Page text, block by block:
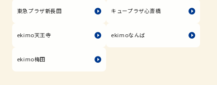
東急プラザ新長田 キュープラザ心斎橋
ekimo天王寺 ekimoなんば
ekimo梅田